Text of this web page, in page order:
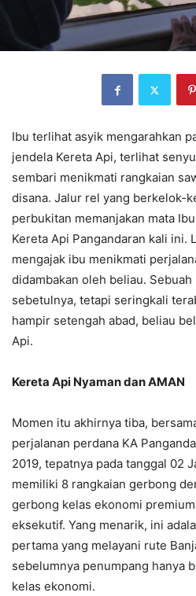
Ibu terlihat asyik mengarahkan
jendela Kereta Api, terlihat
sembari menikmati rangkaian
disana. Jalur rel yang berkelok-
perbukitan memanjakan mata
Kereta Api Pangandaran kali ini.
mengajak ibu menikmati
didambakan oleh beliau.
sebetulnya, tetapi seringkali
hampir setengah abad, beliau
Api.
Kereta Api Nyaman dan AMAN
Momen itu akhirnya tiba,
perjalanan perdana KA
2019, tepatnya pada tanggal 02
memiliki 8 rangkaian gerbong
gerbong kelas ekonomi
eksekutif. Yang menarik, ini
pertama yang melayani rute
sebelumnya penumpang hanya
kelas ekonomi.